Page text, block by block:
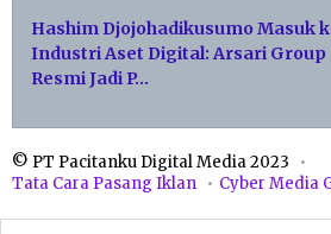
Hashim Djojohadikusumo Masuk
Industri Aset Digital: Arsari Group
Resmi Jadi P…
© PT Pacitanku Digital Media 2023
Tata Cara Pasang Iklan
Cyber Media